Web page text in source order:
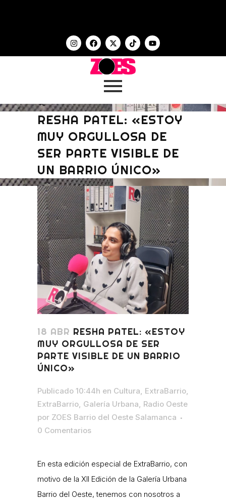
RESHA PATEL: «ESTOY
MUY ORGULLOSA DE
SER PARTE VISIBLE DE
UN BARRIO ÚNICO»
18 ABR RESHA PATEL: «ESTOY
MUY ORGULLOSA DE SER
PARTE VISIBLE DE UN BARRIO
ÚNICO»
Publicado 10:44h en Cultura, ExtraBarrio,
ExtraBarrio, Galería Urbana, Radio Oeste
por ZOES Barrio del Oeste Salamanca
0 Comentarios
En esta edición especial de ExtraBarrio, con
motivo de la XII Edición de la Galería Urbana
Barrio del Oeste, tenemos con nosotros a